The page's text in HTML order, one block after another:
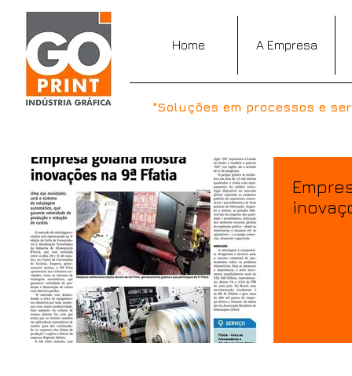
Home A Empresa
"Soluções em processos e